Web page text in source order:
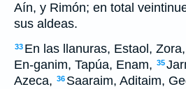
Aín, y Rimón; en total
sus aldeas.
33 En las llanuras, Estaol,
En-ganim, Tapúa, Enam, 35
Azeca, 36 Saaraim, Aditaim,